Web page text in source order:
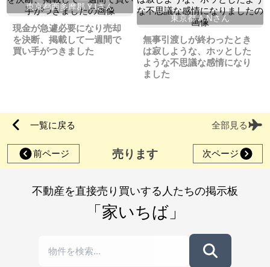
東京都西多摩郡 Y.Iさん
現金が急遽必要になり売却
を決断、掲載して一週間で
買い手がつきました
東京都 A.Nさん
無事引渡しが終わったとき
は寂しような、ホッとした
ような不思議な感情になり
ました
一覧に戻る 全部見る
前ページ 売ります 次ページ
不動産を直接売り買いする人たちの掲示板
「家いちば」